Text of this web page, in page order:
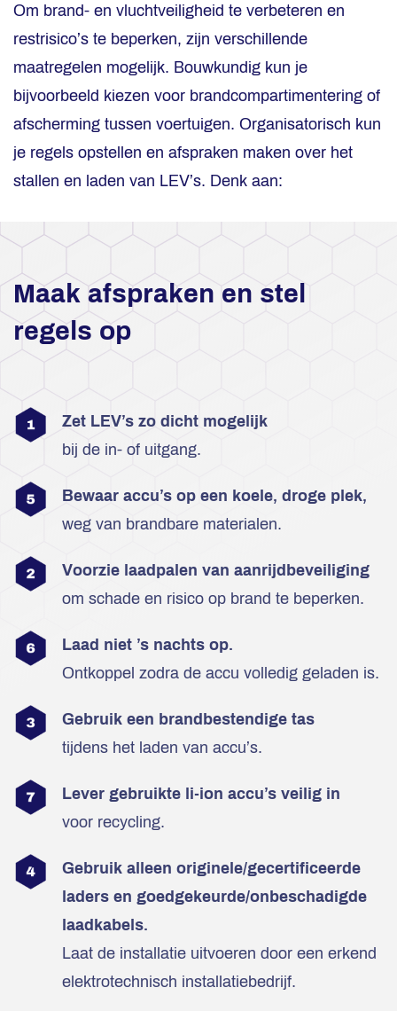
Om brand- en vluchtveiligheid te verbeteren en
restrisico’s te beperken, zijn verschillende
maatregelen mogelijk. Bouwkundig kun je
bijvoorbeeld kiezen voor brandcompartimentering of
afscherming tussen voertuigen. Organisatorisch kun
je regels opstellen en afspraken maken over het
stallen en laden van LEV’s. Denk aan:
Maak afspraken en stel
regels op
Zet LEV’s zo dicht mogelijk
bij de in- of uitgang.
Bewaar accu’s op een koele, droge plek,
weg van brandbare materialen.
Voorzie laadpalen van aanrijdbeveiliging
om schade en risico op brand te beperken.
Laad niet ’s nachts op.
Ontkoppel zodra de accu volledig geladen is.
Gebruik een brandbestendige tas
tijdens het laden van accu’s.
Lever gebruikte li-ion accu’s veilig in
voor recycling.
Gebruik alleen originele/gecertificeerde
laders en goedgekeurde/onbeschadigde
laadkabels.
Laat de installatie uitvoeren door een erkend
elektrotechnisch installatiebedrijf.